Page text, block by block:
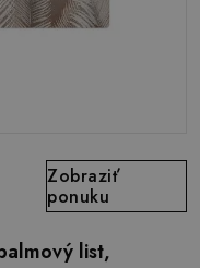
Zobraziť
ponuku
list,